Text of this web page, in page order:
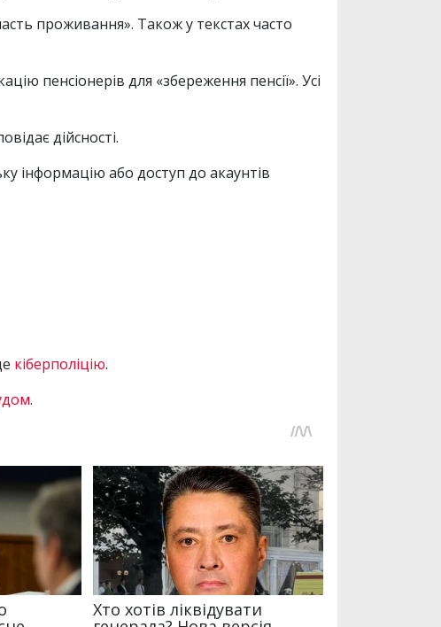
проживання». Також у текстах часто
пенсіонерів для «збереження пенсії». Усі
дійсності.
інформацію або доступ до акаунтів
кіберполіцію.
.